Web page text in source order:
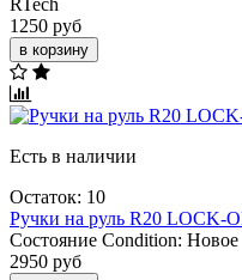
1250 руб
в корзину
Есть в наличии
Остаток: 10
Ручки на руль R20 LOCK-
Состояние Condition: Новое
2950 руб